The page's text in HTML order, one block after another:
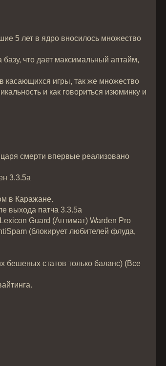
5 лет в ядро вносилось множество
базу, что дает максимальный аптайм,
касающихся игры, так же множество
и как говориться изюминку и
смерти впервые реализовано
3.3.5a
в Каражане.
выхода патча 3.3.5a
Guard (Антимат) Warden Pro
(блокирует любителей флуда,
бешеных статов только баланс) (Все